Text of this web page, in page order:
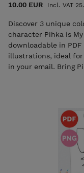
10.00 EUR Incl. VAT
Discover 3 unique
character Pihka is
downloadable in
illustrations, ideal for
in your email. Bring